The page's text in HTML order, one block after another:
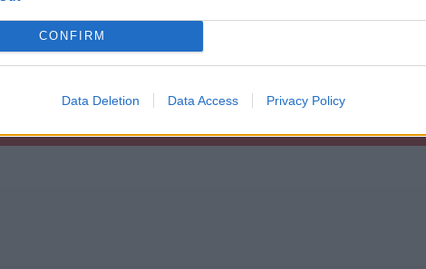
CONFIRM
Data Deletion Data Access Privacy Policy
2.zip